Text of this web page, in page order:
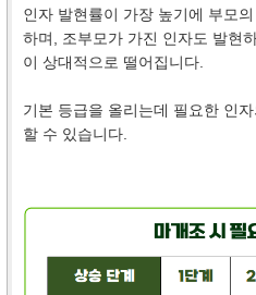
인자 발현률이 가장 높기에 부모
하며, 조부모가 가진 인자도 발현
이 상대적으로 떨어집니다.
기본 등급을 올리는데 필요한 인
할 수 있습니다.